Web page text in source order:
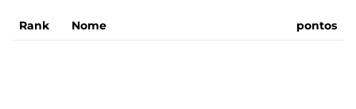
Rank Nome pontos